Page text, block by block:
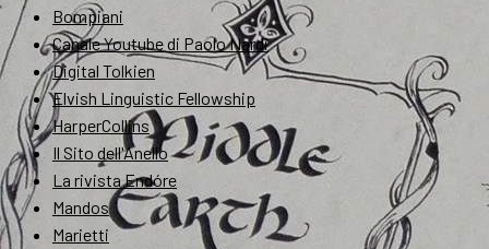
Bompiani
Canale Youtube di Paolo Nardi
Digital Tolkien
Elvish Linguistic Fellowship
HarperCollins
Il Sito dell'Anello
La rivista Endóre
Mandos
Marietti